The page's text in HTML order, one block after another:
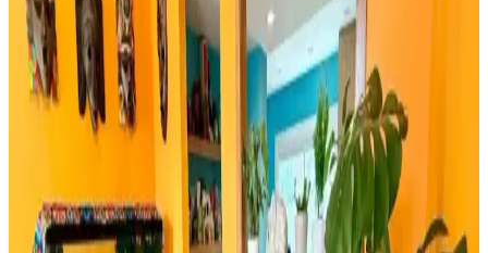
parçasıdır. Hafifliği ve dayanıklılığıyla fonksiyonel çözümler sunar.
Bambu Stor Perdeler Karşılaştırması: Evesen ve
Linadora Modellerinin Özellikleri ve Farkları
Evesen ve Linadora bambu stor perdelerinin tasarım, dayanıklılık ve
kullanım kolaylığı açısından detaylı karşılaştırması. En uygun
seçeneği belirlemenize yardımcı olur.
Bosch TSM6A011W ve Musullu Kahve Baharat
Öğütücü Karşılaştırması